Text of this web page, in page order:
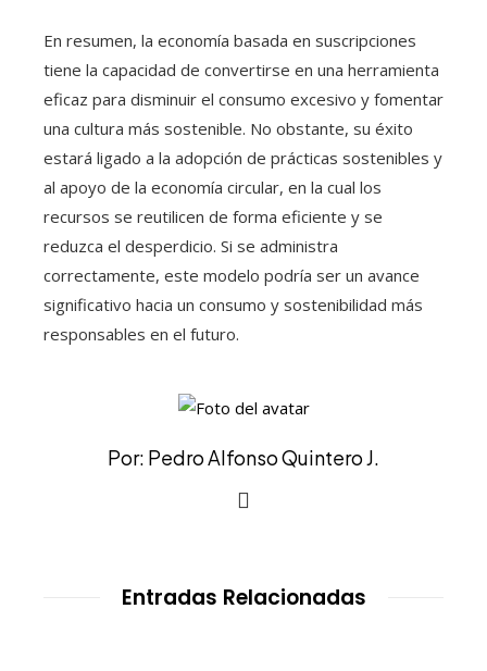
En resumen, la economía basada en suscripciones
tiene la capacidad de convertirse en una herramienta
eficaz para disminuir el consumo excesivo y fomentar
una cultura más sostenible. No obstante, su éxito
estará ligado a la adopción de prácticas sostenibles y
al apoyo de la economía circular, en la cual los
recursos se reutilicen de forma eficiente y se
reduzca el desperdicio. Si se administra
correctamente, este modelo podría ser un avance
significativo hacia un consumo y sostenibilidad más
responsables en el futuro.
Por: Pedro Alfonso Quintero J.
Entradas Relacionadas